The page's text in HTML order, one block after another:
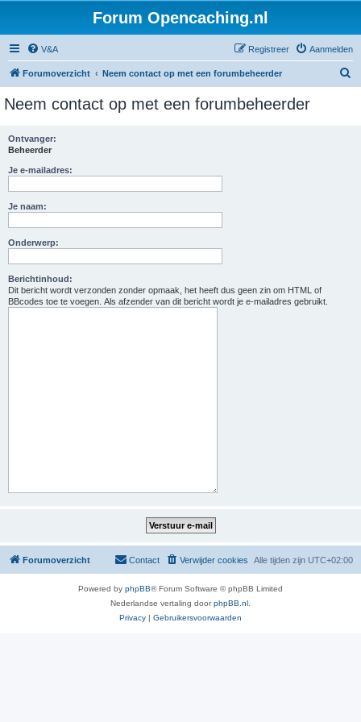
Forum Opencaching.nl
V&A Aanmelden
Registreer
Forumoverzicht Neem contact op met een forumbeheerder
Neem contact op met een forumbeheerder
Ontvanger:
Beheerder
Je e-mailadres:
Je naam:
Onderwerp:
Berichtinhoud:
Dit bericht wordt verzonden zonder opmaak, het heeft dus geen zin om HTML of
BBcodes toe te voegen. Als afzender van dit bericht wordt je e-mailadres gebruikt.
Forumoverzicht Alle tijden zijn UTC+02:00
Verwijder cookies
Contact
Powered by phpBB® Forum Software © phpBB Limited
Nederlandse vertaling doorphpBB.nl
Privacy | Gebruikersvoorwaarden